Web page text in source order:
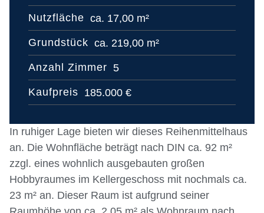
Nutzfläche ca. 17,00 m²
Grundstück ca. 219,00 m²
Anzahl Zimmer 5
Kaufpreis 185.000 €
In ruhiger Lage bieten wir dieses Reihenmittelhaus
an. Die Wohnfläche beträgt nach DIN ca. 92 m²
zzgl. eines wohnlich ausgebauten großen
Hobbyraumes im Kellergeschoss mit nochmals ca.
23 m² an. Dieser Raum ist aufgrund seiner